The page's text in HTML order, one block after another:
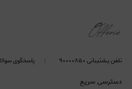
تلفن پشتیبانی ۹۰۰۰۰۸۵۰ پاسخگوی
دسترسی سریع